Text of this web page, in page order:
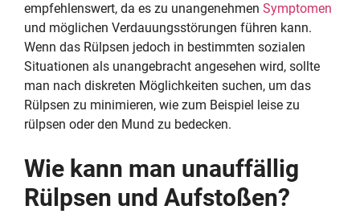
empfehlenswert, da es zu unangenehmen Symptomen
und möglichen Verdauungsstörungen führen kann.
Wenn das Rülpsen jedoch in bestimmten sozialen
Situationen als unangebracht angesehen wird, sollte
man nach diskreten Möglichkeiten suchen, um das
Rülpsen zu minimieren, wie zum Beispiel leise zu
rülpsen oder den Mund zu bedecken.
Wie kann man unauffällig
Rülpsen und Aufstoßen?